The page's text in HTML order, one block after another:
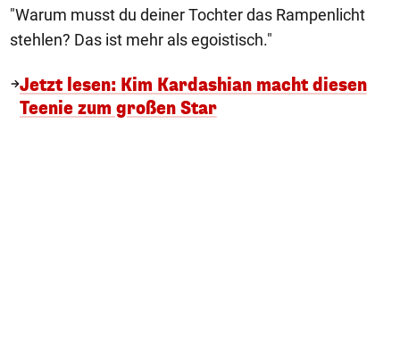
"Warum musst du deiner Tochter das Rampenlicht
stehlen? Das ist mehr als egoistisch."
Jetzt lesen: Kim Kardashian macht diesen
Teenie zum großen Star